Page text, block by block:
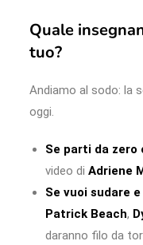
Quale
tuo?
Andiamo al sodo: la
oggi.
Se parti da
video di Adriene
Se vuoi sudare
Patrick Beach,
daranno filo da